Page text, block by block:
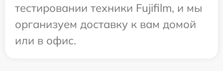
тестировании техники Fujifilm, и мы
организуем доставку к вам домой
или в офис.